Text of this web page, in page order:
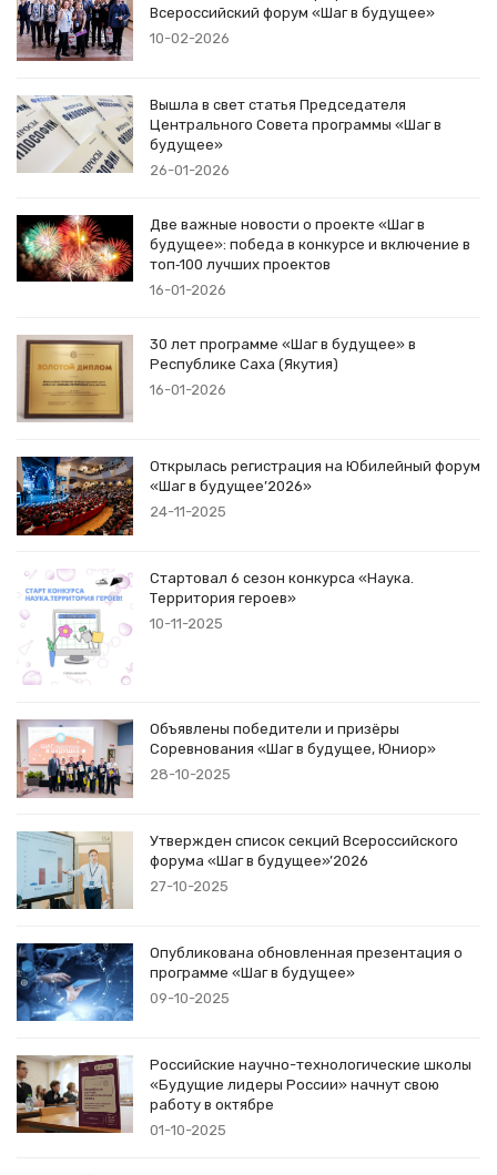
Всероссийский форум «Шаг в будущее»
10-02-2026
Вышла в свет статья Председателя
Центрального Совета программы «Шаг в
будущее»
26-01-2026
Две важные новости о проекте «Шаг в
будущее»: победа в конкурсе и включение в
топ‑100 лучших проектов
16-01-2026
30 лет программе «Шаг в будущее» в
Республике Саха (Якутия)
16-01-2026
Открылась регистрация на Юбилейный форум
«Шаг в будущее’2026»
24-11-2025
Стартовал 6 сезон конкурса «Наука.
Территория героев»
10-11-2025
Объявлены победители и призёры
Соревнования «Шаг в будущее, Юниор»
28-10-2025
Утвержден список секций Всероссийского
форума «Шаг в будущее»’2026
27-10-2025
Опубликована обновленная презентация о
программе «Шаг в будущее»
09-10-2025
Российские научно-технологические школы
«Будущие лидеры России» начнут свою
работу в октябре
01-10-2025